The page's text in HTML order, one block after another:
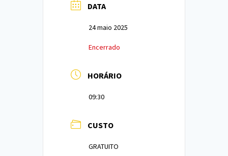
DATA
24 maio 2025
Encerrado
HORÁRIO
09:30
CUSTO
GRATUITO